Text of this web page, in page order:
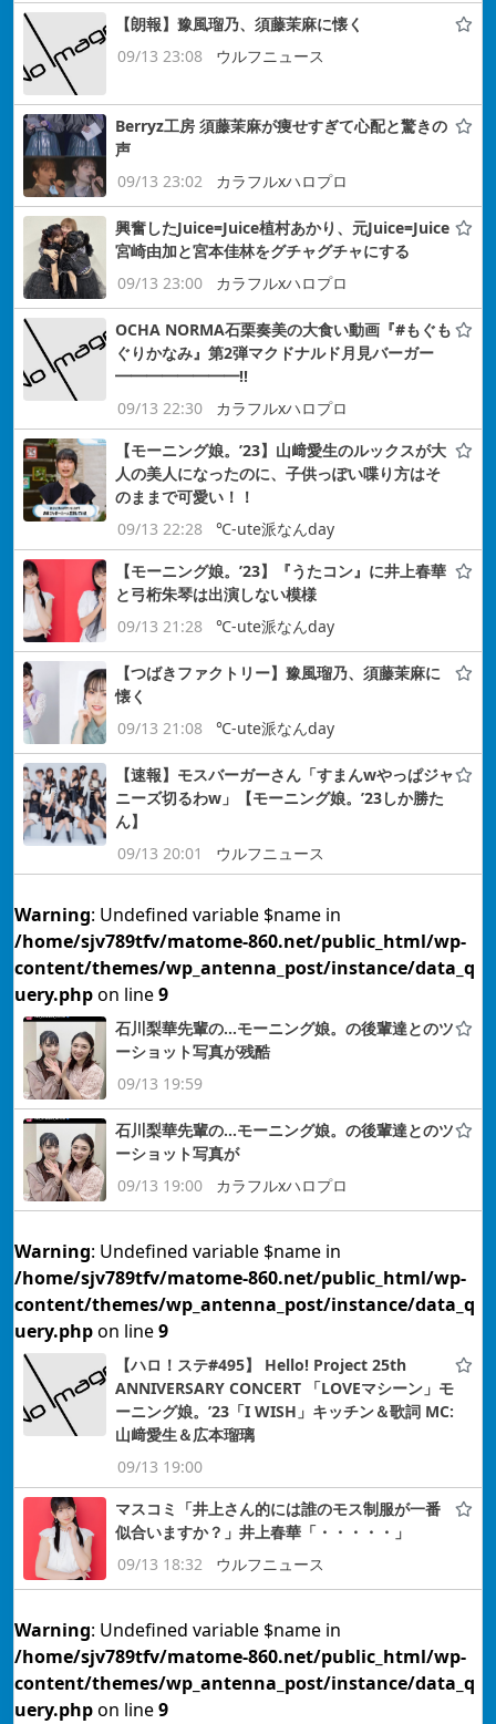
【朗報】豫風瑠乃、須藤茉麻に懐く
09/13 23:08
ウルフニュース
Berryz工房 須藤茉麻が痩せすぎて心配と驚きの
声
09/13 23:02
カラフルxハロプロ
興奮したJuice=Juice植村あかり、元Juice=Juice
宮崎由加と宮本佳林をグチャグチャにする
09/13 23:00
カラフルxハロプロ
OCHA NORMA石栗奏美の大食い動画『#もぐも
ぐりかなみ』第2弾マクドナルド月見バーガー
━━━━━━━━!!
09/13 22:30
カラフルxハロプロ
【モーニング娘。’23】山﨑愛生のルックスが大
人の美人になったのに、子供っぽい喋り方はそ
のままで可愛い！！
09/13 22:28
℃-ute派なんday
【モーニング娘。’23】『うたコン』に井上春華
と弓桁朱琴は出演しない模様
09/13 21:28
℃-ute派なんday
【つばきファクトリー】豫風瑠乃、須藤茉麻に
懐く
09/13 21:08
℃-ute派なんday
【速報】モスバーガーさん「すまんwやっぱジャ
ニーズ切るわw」【モーニング娘。’23しか勝た
ん】
09/13 20:01
ウルフニュース
Warning: Undefined variable $name in
/home/sjv789tfv/matome-860.net/public_html/wp-
content/themes/wp_antenna_post/instance/data_q
uery.phpon line9
石川梨華先輩の…モーニング娘。の後輩達とのツ
ーショット写真が残酷
09/13 19:59
石川梨華先輩の…モーニング娘。の後輩達とのツ
ーショット写真が
09/13 19:00
カラフルxハロプロ
Warning: Undefined variable $name in
/home/sjv789tfv/matome-860.net/public_html/wp-
content/themes/wp_antenna_post/instance/data_q
uery.phpon line9
【ハロ！ステ#495】 Hello! Project 25th
ANNIVERSARY CONCERT 「LOVEマシーン」モ
ーニング娘。’23「I WISH」キッチン＆歌詞 MC:
山﨑愛生＆広本瑠璃
09/13 19:00
マスコミ「井上さん的には誰のモス制服が一番
似合いますか？」井上春華「・・・・・」
09/13 18:32
ウルフニュース
Warning: Undefined variable $name in
/home/sjv789tfv/matome-860.net/public_html/wp-
content/themes/wp_antenna_post/instance/data_q
uery.phpon line9